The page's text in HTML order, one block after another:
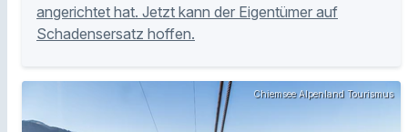
angerichtet hat. Jetzt kann der Eigentümer auf
Schadensersatz hoffen.
Chiemsee Alpenland Tourismus